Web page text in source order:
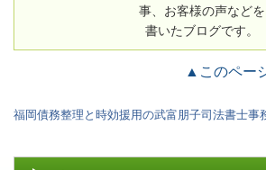
事、お客様の声などを
書いたブログです。
▲このペー
福岡債務整理と時効援用の武富朋子司法書士事